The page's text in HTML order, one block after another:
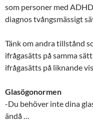
som personer med
diagnos tvångsmässigt
Tänk om andra tillstånd
ifrågasätts på samma
ifrågasätts på liknande
Glasögonormen
-Du behöver inte dina
ändå …